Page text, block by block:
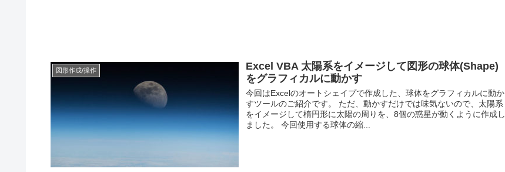
図形作成/操作
Excel VBA 太陽系をイメージして図形の球体(Shape)
をグラフィカルに動かす
今回はExcelのオートシェイプで作成した、球体をグラフィカルに動か
すツールのご紹介です。 ただ、動かすだけでは味気ないので、太陽系
をイメージして楕円形に太陽の周りを、8個の惑星が動くように作成し
ました。 今回使用する球体の縮...